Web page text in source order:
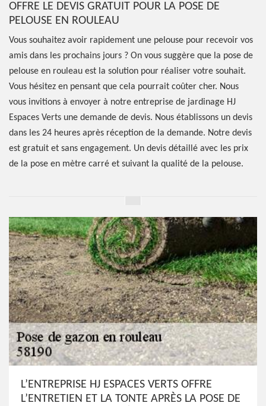
OFFRE LE DEVIS GRATUIT POUR LA POSE DE
PELOUSE EN ROULEAU
Vous souhaitez avoir rapidement une pelouse pour recevoir vos
amis dans les prochains jours ? On vous suggère que la pose de
pelouse en rouleau est la solution pour réaliser votre souhait.
Vous hésitez en pensant que cela pourrait coûter cher. Nous
vous invitions à envoyer à notre entreprise de jardinage HJ
Espaces Verts une demande de devis. Nous établissons un devis
dans les 24 heures après réception de la demande. Notre devis
est gratuit et sans engagement. Un devis détaillé avec les prix
de la pose en mètre carré et suivant la qualité de la pelouse.
L’ENTREPRISE HJ ESPACES VERTS OFFRE
L’ENTRETIEN ET LA TONTE APRÈS LA POSE DE